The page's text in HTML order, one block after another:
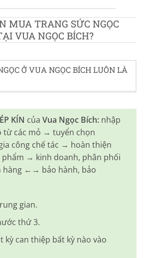
MUA TRANG SỨC NGỌC
VUA NGỌC BÍCH?
Ở VUA NGỌC BÍCH LUÔN LÀ
KÍN của Vua Ngọc Bích: nhập
từ các mỏ → tuyển chọn
công chế tác → hoàn thiện
phẩm → kinh doanh, phân phối
hàng ←→ bảo hành, bảo
gian.
thứ 3.
kỳ can thiệp bất kỳ nào vào